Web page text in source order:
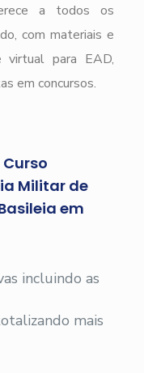
a todos os
com materiais e
virtual para EAD,
em concursos.
Militar de
em
incluindo as
mais